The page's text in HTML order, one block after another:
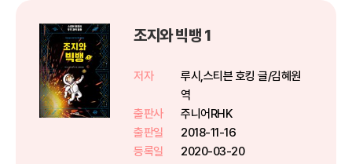
조지와 빅뱅 1
저자
루시,스티븐 호킹 글/김혜원
역
출판사
주니어RHK
출판일
2018-11-16
등록일
2020-03-20